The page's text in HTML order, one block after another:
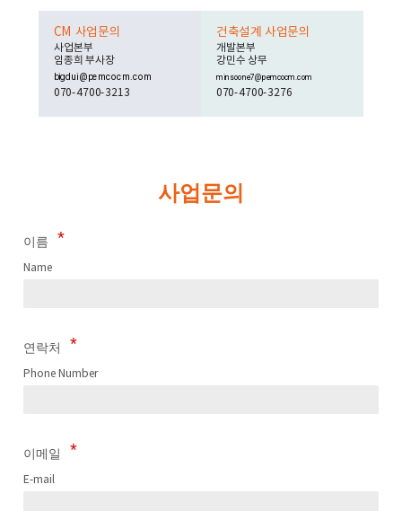
CM 사업문의
사업본부
임종희 부사장
bigdui@pemcocm.com
070-4700-3213
건축설계 사업문의
개발본부
강민수 상무
minsoone7@pemcocm.com
070-4700-3276
사업문의
이름
Name
연락처
Phone Number
이메일
E-mail